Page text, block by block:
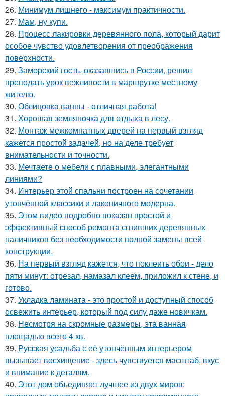
26. Минимум лишнего - максимум практичности.
27. Мам, ну купи.
28. Процесс лакировки деревянного пола, который дарит
особое чувство удовлетворения от преображения
поверхности.
29. Заморский гость, оказавшись в России, решил
преподать урок вежливости в маршрутке местному
жителю.
30. Облицовка ванны - отличная работа!
31. Хорошая земляночка для отдыха в лесу.
32. Монтаж межкомнатных дверей на первый взгляд
кажется простой задачей, но на деле требует
внимательности и точности.
33. Мечтаете о мебели с плавными, элегантными
линиями?
34. Интерьер этой спальни построен на сочетании
утончённой классики и лаконичного модерна.
35. Этом видео подробно показан простой и
эффективный способ ремонта сгнивших деревянных
наличников без необходимости полной замены всей
конструкции.
36. На первый взгляд кажется, что поклеить обои - дело
пяти минут: отрезал, намазал клеем, приложил к стене, и
готово.
37. Укладка ламината - это простой и доступный способ
освежить интерьер, который под силу даже новичкам.
38. Несмотря на скромные размеры, эта ванная
площадью всего 4 кв.
39. Русская усадьба с её утончённым интерьером
вызывает восхищение - здесь чувствуется масштаб, вкус
и внимание к деталям.
40. Этот дом объединяет лучшее из двух миров: